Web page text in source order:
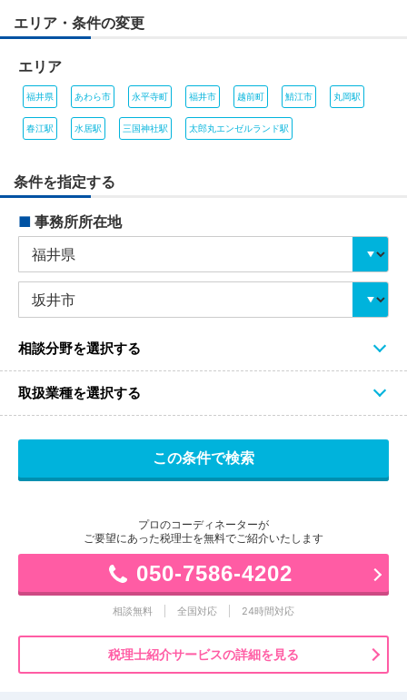
エリア・条件の変更
エリア
福井県 あわら市 永平寺町 福井市 越前町 鯖江市 丸岡駅
春江駅 水居駅 三国神社駅 太郎丸エンゼルランド駅
条件を指定する
■ 事務所所在地
相談分野を選択する
取扱業種を選択する
プロのコーディネーターが
ご要望にあった税理士を無料でご紹介いたします
050-7586-4202
相談無料 全国対応 24時間対応
税理士紹介サービスの詳細を見る